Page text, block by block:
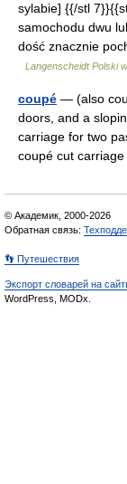
sylabie] {{/stl
samochodu dwu
dość znacznie
Langenscheidt Polski
coupé — (also
doors, and a
carriage for two
coupé cut
© Академик, 2000-2026
Обратная связь:
👣 Путешествия
Экспорт словарей на
WordPress, MODx.